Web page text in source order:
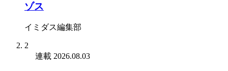
ゾス
イミダス編集部
2
連載 2026.08.03